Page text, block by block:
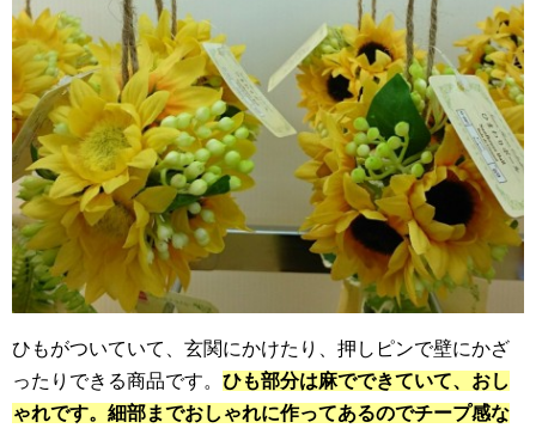
ひもがついていて、玄関にかけたり、押しピンで壁にかざ
ったりできる商品です。 ひも部分は麻でできていて、おし
ゃれです。細部までおしゃれに作ってあるのでチープ感な